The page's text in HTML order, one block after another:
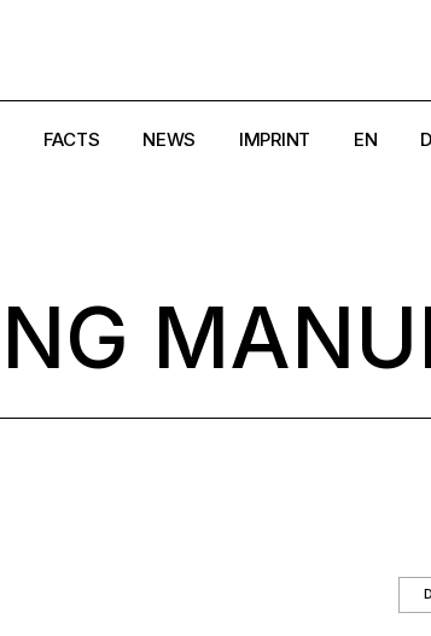
FACTS
Disclaimer
Get in Touch
NEWS IMPRINT
AGB
Widerrufsbelehrung
EN